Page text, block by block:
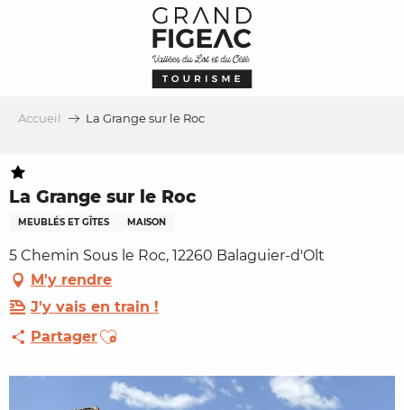
Accueil La Grange sur le Roc
La Grange sur le Roc
MEUBLÉS ET GÎTES MAISON
5 Chemin Sous le Roc, 12260 Balaguier-d'Olt
M'y rendre
J'y vais en train !
PartagerAjouter aux favoris